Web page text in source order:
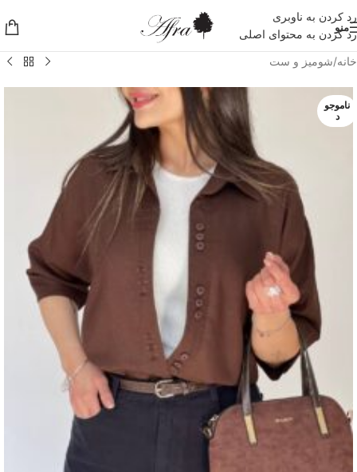
رد کردن به ناوبری
رد کردن به محتوای اصلی
منو
خانه/شومیز و ست
ناموجو
د